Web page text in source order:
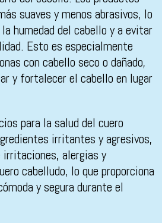
suaves y menos abrasivos, lo
humedad del cabello y a evitar
Esto es especialmente
con cabello seco o dañado,
y fortalecer el cabello en lugar
para la salud del cuero
irritantes y agresivos,
irritaciones, alergias y
cabelludo, lo que proporciona
y segura durante el